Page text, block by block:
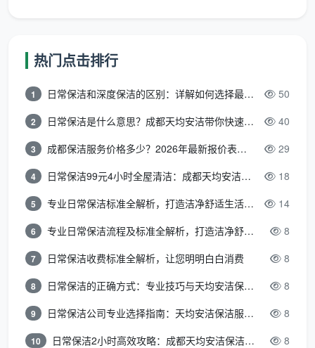
热门点击排行
1 日常保洁和深度保洁的区别：详解如何选择最适合的清洁服务 50
2 日常保洁是什么意思？成都天均安洁带你快速区分“日常vs深度vs开荒” 40
3 成都保洁服务价格多少？2026年最新报价表来了，这一篇看透所有费用 29
4 日常保洁99元4小时全屋清洁：成都天均安洁保洁超值服务全解析 18
5 专业日常保洁标准全解析，打造洁净舒适生活空间 14
6 专业日常保洁流程及标准全解析，打造洁净舒适环境 8
7 日常保洁收费标准全解析，让您明明白白消费 8
8 日常保洁的正确方式：专业技巧与天均安洁保洁服务全解析 8
9 日常保洁公司专业选择指南：天均安洁保洁服务全解析 8
10 日常保洁2小时高效攻略：成都天均安洁保洁专业时间管理方案 8